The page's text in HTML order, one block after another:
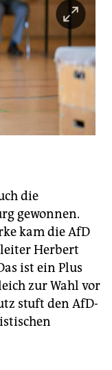
die
gewonnen.
kam die AfD
Herbert
ist ein Plus
zur Wahl vor
stuft den AfD-